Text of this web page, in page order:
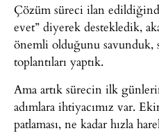
Çözüm süreci ilan
evet” diyerek destekledik,
önemli olduğunu savunduk,
toplantıları yaptık.
Ama artık sürecin ilk
adımlara ihtiyacımız var.
patlaması, ne kadar hızla